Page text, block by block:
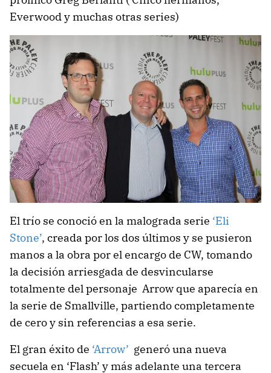
Everwood y muchas otras series)
El trío se conoció en la malograda serie ‘Eli
Stone’, creada por los dos últimos y se pusieron
manos a la obra por el encargo de CW, tomando
la decisión arriesgada de desvincularse
totalmente del personaje Arrow que aparecía en
la serie de Smallville, partiendo completamente
de cero y sin referencias a esa serie.
El gran éxito de ‘Arrow’ generó una nueva
secuela en ‘Flash’ y más adelante una tercera